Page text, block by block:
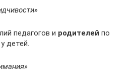
педагогов и родителей по
детей.